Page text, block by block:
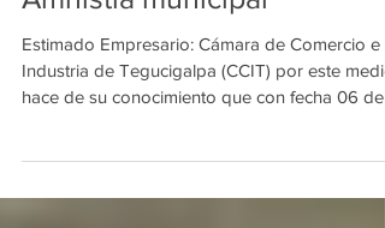
Amnistía municipal
Industria de Tegucigalpa (CCIT) por este medio
hace de su conocimiento que con fecha 06 de...